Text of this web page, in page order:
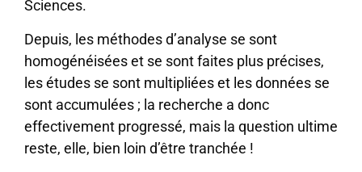
Sciences.
Depuis, les méthodes d’analyse se sont
homogénéisées et se sont faites plus précises,
les études se sont multipliées et les données se
sont accumulées ; la recherche a donc
effectivement progressé, mais la question ultime
reste, elle, bien loin d’être tranchée !